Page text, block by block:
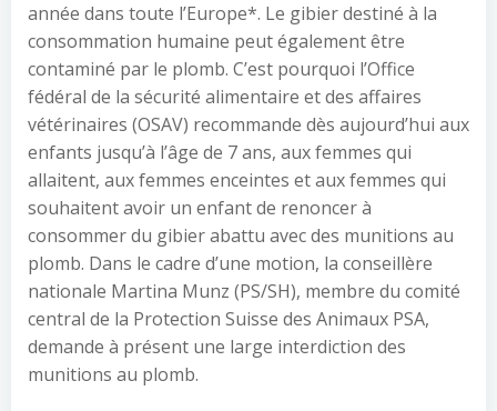
année dans toute l’Europe*. Le gibier destiné à la
consommation humaine peut également être
contaminé par le plomb. C’est pourquoi l’Office
fédéral de la sécurité alimentaire et des affaires
vétérinaires (OSAV) recommande dès aujourd’hui aux
enfants jusqu’à l’âge de 7 ans, aux femmes qui
allaitent, aux femmes enceintes et aux femmes qui
souhaitent avoir un enfant de renoncer à
consommer du gibier abattu avec des munitions au
plomb. Dans le cadre d’une motion, la conseillère
nationale Martina Munz (PS/SH), membre du comité
central de la Protection Suisse des Animaux PSA,
demande à présent une large interdiction des
munitions au plomb.